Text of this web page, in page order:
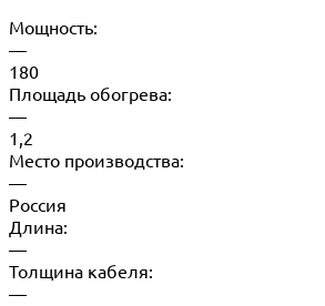
Мощность:
—
180
Площадь обогрева:
—
1,2
Место производства:
—
Россия
Длина:
—
Толщина кабеля:
—